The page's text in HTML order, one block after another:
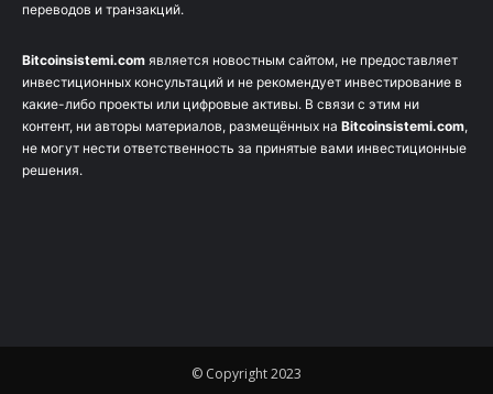
переводов и транзакций.
Bitcoinsistemi.com является новостным сайтом, не предоставляет
инвестиционных консультаций и не рекомендует инвестирование в
какие-либо проекты или цифровые активы. В связи с этим ни
контент, ни авторы материалов, размещённых на Bitcoinsistemi.com,
не могут нести ответственность за принятые вами инвестиционные
решения.
© Copyright 2023